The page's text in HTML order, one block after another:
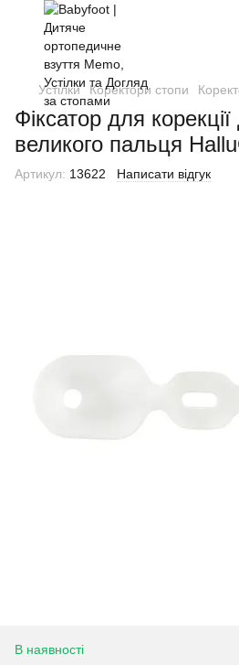
Устілки Коректори стопи
Фіксатор для
великого пальця
Артикул: 13622 Написати відгук
В наявності